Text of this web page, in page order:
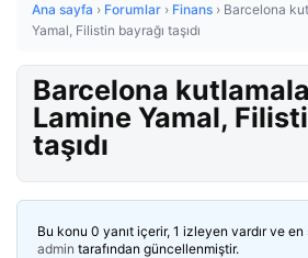
Ana sayfa › Forumlar › Finans › Barcelona
Yamal, Filistin bayrağı taşıdı
Barcelona
Lamine Yamal,
taşıdı
Bu konu 0 yanıt içerir, 1 izleyen vardır ve en
admin tarafından güncellenmiştir.